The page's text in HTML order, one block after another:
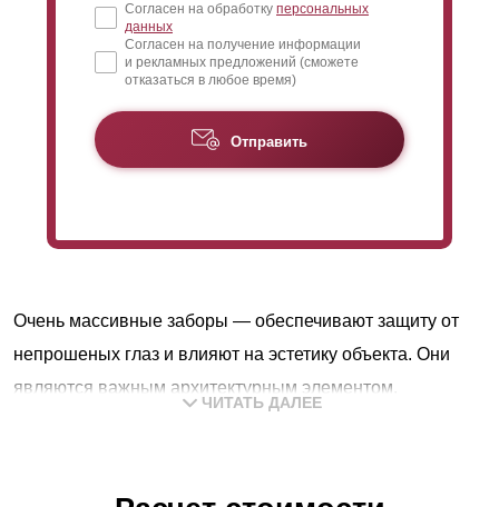
Согласен на обработку персональных
данных
Согласен на получение информации
и рекламных предложений (сможете
отказаться в любое время)
Отправить
Очень массивные заборы — обеспечивают защиту от
непрошеных глаз и влияют на эстетику объекта. Они
являются важным архитектурным элементом.
ЧИТАТЬ ДАЛЕЕ